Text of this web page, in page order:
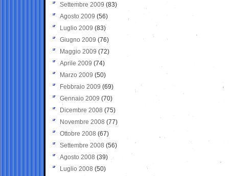
Settembre 2009 (83)
Agosto 2009 (56)
Luglio 2009 (83)
Giugno 2009 (76)
Maggio 2009 (72)
Aprile 2009 (74)
Marzo 2009 (50)
Febbraio 2009 (69)
Gennaio 2009 (70)
Dicembre 2008 (75)
Novembre 2008 (77)
Ottobre 2008 (67)
Settembre 2008 (56)
Agosto 2008 (39)
Luglio 2008 (50)